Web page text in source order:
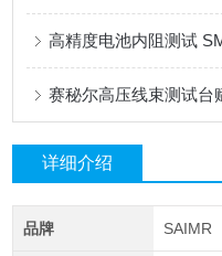
高精度电池内阻测试
赛秘尔高压线束测试台
详细介绍
品牌 SAIMR